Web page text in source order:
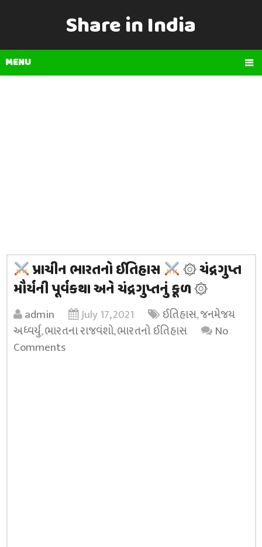
Share in India
MENU
પ્રાચીન ભારતનો ઈતિહાસ
۞ ચંદ્રગુપ્ત
મૌર્યની પૂર્વકથા અને ચંદ્રગુપ્તનું કૂળ ۞
admin July 17, 2021 ઈતિહાસ,જનમેજય
અધ્વર્યુ,ભારતના રાજવંશો,ભારતનો ઈતિહાસ
No
Comments